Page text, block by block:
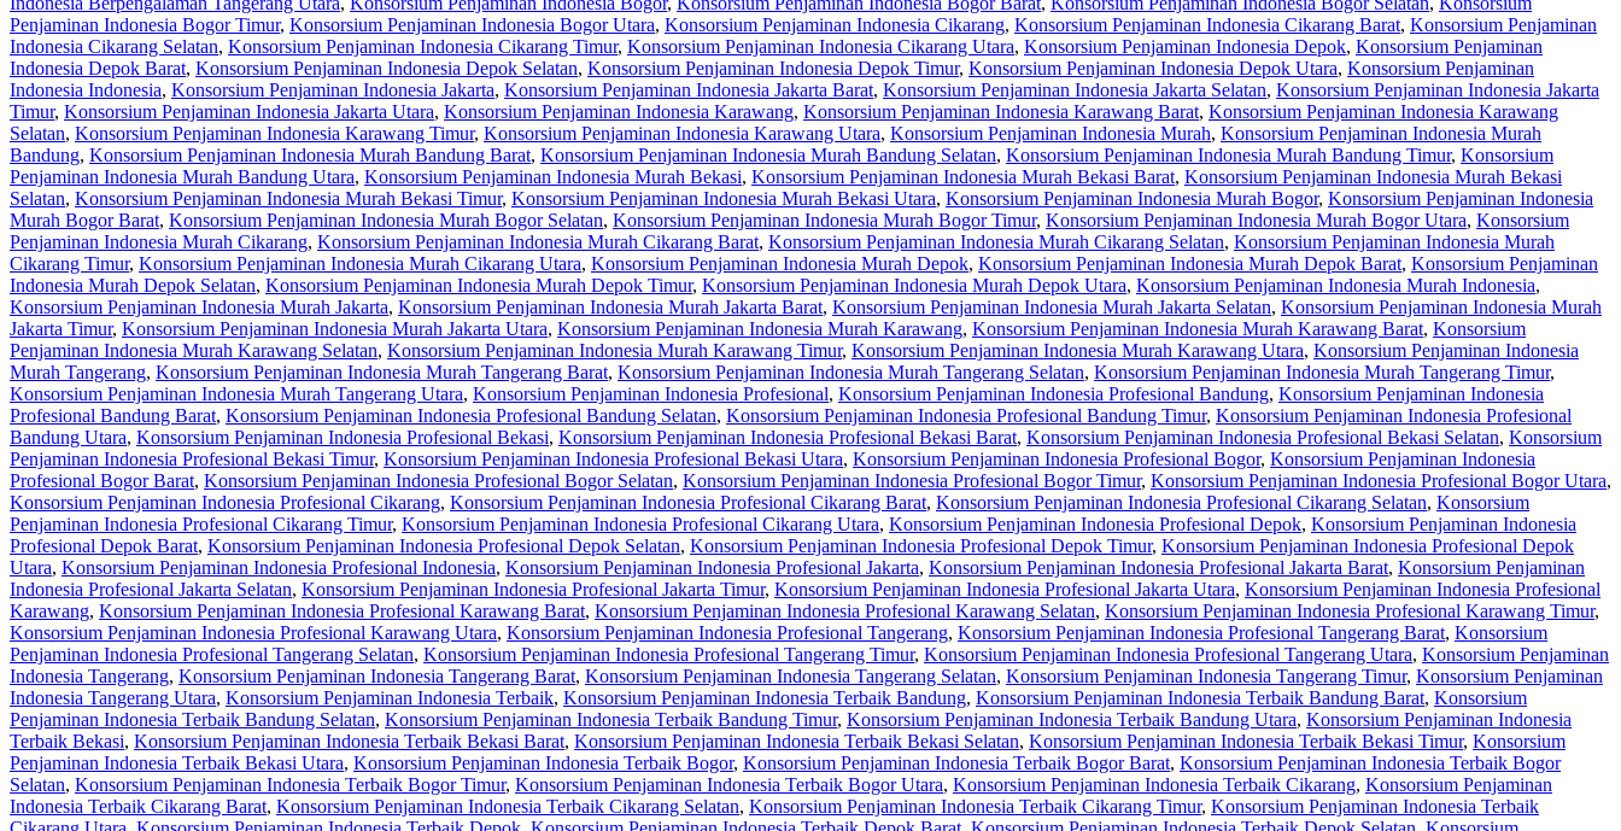
Penjaminan Indonesia Bogor Timur, Konsorsium Penjaminan Indonesia Bogor Utara, Konsorsium Penjaminan Indonesia Cikarang, Konsorsium Penjaminan Indonesia Cikarang Barat, Konsorsium Penjaminan
Indonesia Cikarang Selatan, Konsorsium Penjaminan Indonesia Cikarang Timur, Konsorsium Penjaminan Indonesia Cikarang Utara, Konsorsium Penjaminan Indonesia Depok, Konsorsium Penjaminan
Indonesia Depok Barat, Konsorsium Penjaminan Indonesia Depok Selatan, Konsorsium Penjaminan Indonesia Depok Timur, Konsorsium Penjaminan Indonesia Depok Utara, Konsorsium Penjaminan
Indonesia Indonesia, Konsorsium Penjaminan Indonesia Jakarta, Konsorsium Penjaminan Indonesia Jakarta Barat, Konsorsium Penjaminan Indonesia Jakarta Selatan, Konsorsium Penjaminan Indonesia Jakarta
Timur, Konsorsium Penjaminan Indonesia Jakarta Utara, Konsorsium Penjaminan Indonesia Karawang, Konsorsium Penjaminan Indonesia Karawang Barat, Konsorsium Penjaminan Indonesia Karawang
Selatan, Konsorsium Penjaminan Indonesia Karawang Timur, Konsorsium Penjaminan Indonesia Karawang Utara, Konsorsium Penjaminan Indonesia Murah, Konsorsium Penjaminan Indonesia Murah
Bandung, Konsorsium Penjaminan Indonesia Murah Bandung Barat, Konsorsium Penjaminan Indonesia Murah Bandung Selatan, Konsorsium Penjaminan Indonesia Murah Bandung Timur, Konsorsium
Penjaminan Indonesia Murah Bandung Utara, Konsorsium Penjaminan Indonesia Murah Bekasi, Konsorsium Penjaminan Indonesia Murah Bekasi Barat, Konsorsium Penjaminan Indonesia Murah Bekasi
Selatan, Konsorsium Penjaminan Indonesia Murah Bekasi Timur, Konsorsium Penjaminan Indonesia Murah Bekasi Utara, Konsorsium Penjaminan Indonesia Murah Bogor, Konsorsium Penjaminan Indonesia
Murah Bogor Barat, Konsorsium Penjaminan Indonesia Murah Bogor Selatan, Konsorsium Penjaminan Indonesia Murah Bogor Timur, Konsorsium Penjaminan Indonesia Murah Bogor Utara, Konsorsium
Penjaminan Indonesia Murah Cikarang, Konsorsium Penjaminan Indonesia Murah Cikarang Barat, Konsorsium Penjaminan Indonesia Murah Cikarang Selatan, Konsorsium Penjaminan Indonesia Murah
Cikarang Timur, Konsorsium Penjaminan Indonesia Murah Cikarang Utara, Konsorsium Penjaminan Indonesia Murah Depok, Konsorsium Penjaminan Indonesia Murah Depok Barat, Konsorsium Penjaminan
Indonesia Murah Depok Selatan, Konsorsium Penjaminan Indonesia Murah Depok Timur, Konsorsium Penjaminan Indonesia Murah Depok Utara, Konsorsium Penjaminan Indonesia Murah Indonesia,
Konsorsium Penjaminan Indonesia Murah Jakarta, Konsorsium Penjaminan Indonesia Murah Jakarta Barat, Konsorsium Penjaminan Indonesia Murah Jakarta Selatan, Konsorsium Penjaminan Indonesia Murah
Jakarta Timur, Konsorsium Penjaminan Indonesia Murah Jakarta Utara, Konsorsium Penjaminan Indonesia Murah Karawang, Konsorsium Penjaminan Indonesia Murah Karawang Barat, Konsorsium
Penjaminan Indonesia Murah Karawang Selatan, Konsorsium Penjaminan Indonesia Murah Karawang Timur, Konsorsium Penjaminan Indonesia Murah Karawang Utara, Konsorsium Penjaminan Indonesia
Murah Tangerang, Konsorsium Penjaminan Indonesia Murah Tangerang Barat, Konsorsium Penjaminan Indonesia Murah Tangerang Selatan, Konsorsium Penjaminan Indonesia Murah Tangerang Timur,
Konsorsium Penjaminan Indonesia Murah Tangerang Utara, Konsorsium Penjaminan Indonesia Profesional, Konsorsium Penjaminan Indonesia Profesional Bandung, Konsorsium Penjaminan Indonesia
Profesional Bandung Barat, Konsorsium Penjaminan Indonesia Profesional Bandung Selatan, Konsorsium Penjaminan Indonesia Profesional Bandung Timur, Konsorsium Penjaminan Indonesia Profesional
Bandung Utara, Konsorsium Penjaminan Indonesia Profesional Bekasi, Konsorsium Penjaminan Indonesia Profesional Bekasi Barat, Konsorsium Penjaminan Indonesia Profesional Bekasi Selatan, Konsorsium
Penjaminan Indonesia Profesional Bekasi Timur, Konsorsium Penjaminan Indonesia Profesional Bekasi Utara, Konsorsium Penjaminan Indonesia Profesional Bogor, Konsorsium Penjaminan Indonesia
Profesional Bogor Barat, Konsorsium Penjaminan Indonesia Profesional Bogor Selatan, Konsorsium Penjaminan Indonesia Profesional Bogor Timur, Konsorsium Penjaminan Indonesia Profesional Bogor Utara,
Konsorsium Penjaminan Indonesia Profesional Cikarang, Konsorsium Penjaminan Indonesia Profesional Cikarang Barat, Konsorsium Penjaminan Indonesia Profesional Cikarang Selatan, Konsorsium
Penjaminan Indonesia Profesional Cikarang Timur, Konsorsium Penjaminan Indonesia Profesional Cikarang Utara, Konsorsium Penjaminan Indonesia Profesional Depok, Konsorsium Penjaminan Indonesia
Profesional Depok Barat, Konsorsium Penjaminan Indonesia Profesional Depok Selatan, Konsorsium Penjaminan Indonesia Profesional Depok Timur, Konsorsium Penjaminan Indonesia Profesional Depok
Utara, Konsorsium Penjaminan Indonesia Profesional Indonesia, Konsorsium Penjaminan Indonesia Profesional Jakarta, Konsorsium Penjaminan Indonesia Profesional Jakarta Barat, Konsorsium Penjaminan
Indonesia Profesional Jakarta Selatan, Konsorsium Penjaminan Indonesia Profesional Jakarta Timur, Konsorsium Penjaminan Indonesia Profesional Jakarta Utara, Konsorsium Penjaminan Indonesia Profesional
Karawang, Konsorsium Penjaminan Indonesia Profesional Karawang Barat, Konsorsium Penjaminan Indonesia Profesional Karawang Selatan, Konsorsium Penjaminan Indonesia Profesional Karawang Timur,
Konsorsium Penjaminan Indonesia Profesional Karawang Utara, Konsorsium Penjaminan Indonesia Profesional Tangerang, Konsorsium Penjaminan Indonesia Profesional Tangerang Barat, Konsorsium
Penjaminan Indonesia Profesional Tangerang Selatan, Konsorsium Penjaminan Indonesia Profesional Tangerang Timur, Konsorsium Penjaminan Indonesia Profesional Tangerang Utara, Konsorsium Penjaminan
Indonesia Tangerang, Konsorsium Penjaminan Indonesia Tangerang Barat, Konsorsium Penjaminan Indonesia Tangerang Selatan, Konsorsium Penjaminan Indonesia Tangerang Timur, Konsorsium Penjaminan
Indonesia Tangerang Utara, Konsorsium Penjaminan Indonesia Terbaik, Konsorsium Penjaminan Indonesia Terbaik Bandung, Konsorsium Penjaminan Indonesia Terbaik Bandung Barat, Konsorsium
Penjaminan Indonesia Terbaik Bandung Selatan, Konsorsium Penjaminan Indonesia Terbaik Bandung Timur, Konsorsium Penjaminan Indonesia Terbaik Bandung Utara, Konsorsium Penjaminan Indonesia
Terbaik Bekasi, Konsorsium Penjaminan Indonesia Terbaik Bekasi Barat, Konsorsium Penjaminan Indonesia Terbaik Bekasi Selatan, Konsorsium Penjaminan Indonesia Terbaik Bekasi Timur, Konsorsium
Penjaminan Indonesia Terbaik Bekasi Utara, Konsorsium Penjaminan Indonesia Terbaik Bogor, Konsorsium Penjaminan Indonesia Terbaik Bogor Barat, Konsorsium Penjaminan Indonesia Terbaik Bogor
Selatan, Konsorsium Penjaminan Indonesia Terbaik Bogor Timur, Konsorsium Penjaminan Indonesia Terbaik Bogor Utara, Konsorsium Penjaminan Indonesia Terbaik Cikarang, Konsorsium Penjaminan
Indonesia Terbaik Cikarang Barat, Konsorsium Penjaminan Indonesia Terbaik Cikarang Selatan, Konsorsium Penjaminan Indonesia Terbaik Cikarang Timur, Konsorsium Penjaminan Indonesia Terbaik